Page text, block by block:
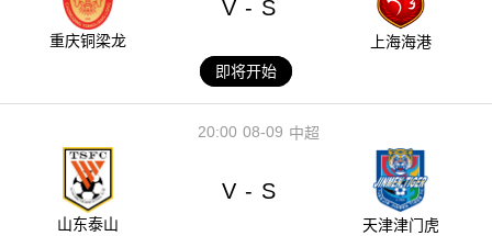
重庆铜梁龙
V - S
上海海港
即将开始
08-09
20:00 中超
山东泰山
V - S
天津津门虎